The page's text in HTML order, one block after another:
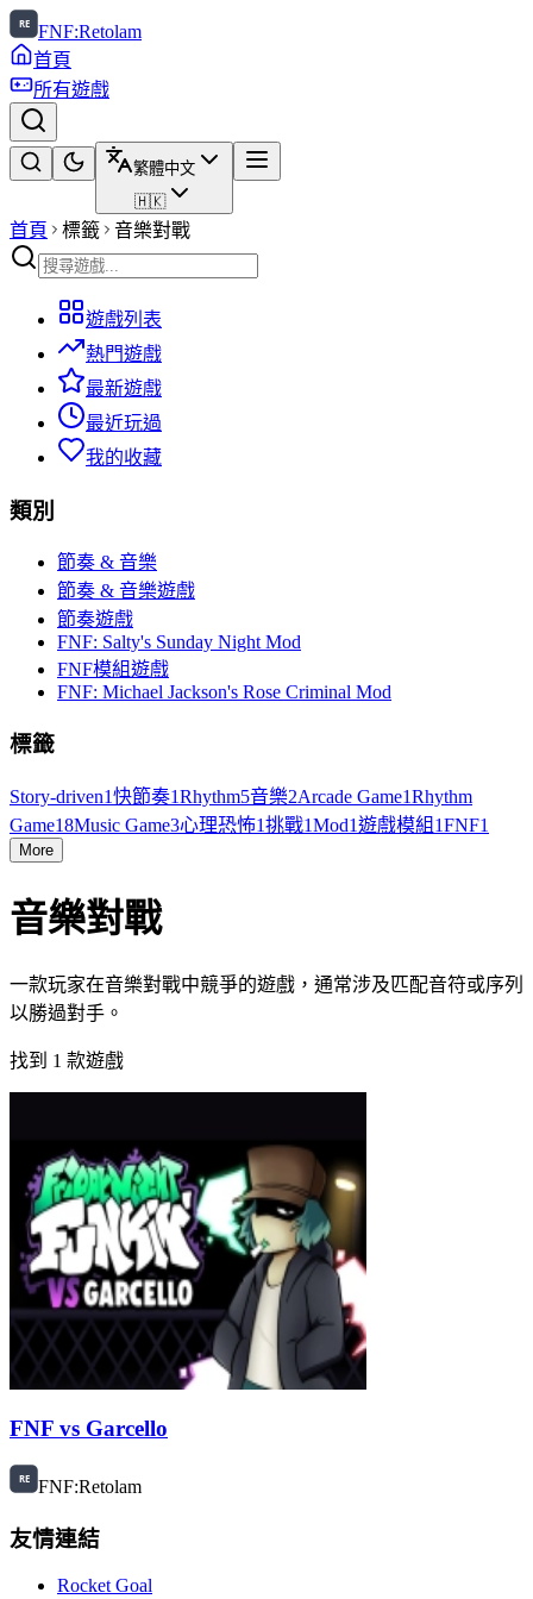
FNF:Retolam
首頁
所有遊戲
繁體中文
🇭🇰
首頁 標籤 音樂對戰
遊戲列表
熱門遊戲
最新遊戲
最近玩過
我的收藏
類別
節奏 & 音樂
節奏 & 音樂遊戲
節奏遊戲
FNF: Salty's Sunday Night Mod
FNF模組遊戲
FNF: Michael Jackson's Rose Criminal Mod
標籤
Story-driven1快節奏1Rhythm5音樂2Arcade Game1Rhythm
Game18Music Game3心理恐怖1挑戰1Mod1遊戲模組1FNF1
More
音樂對戰
一款玩家在音樂對戰中競爭的遊戲，通常涉及匹配音符或序列
以勝過對手。
找到 1 款遊戲
FNF vs Garcello
FNF:Retolam
友情連結
Rocket Goal